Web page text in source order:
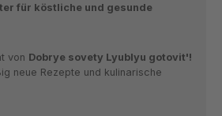
für köstliche und gesunde
von Dobrye sovety Lyublyu gotovit'!
neue Rezepte und kulinarische